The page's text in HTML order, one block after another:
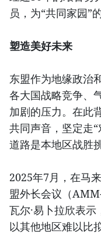
员，为“共同家园”
塑造美好未来
东盟作为地缘政治
各大国战略竞争、
加剧的压力。在此
共同声音，坚定走
道路是本地区战胜
2025年7月，在马
盟外长会议（
瓦尔·易卜拉欣表示
以其他地区难以比